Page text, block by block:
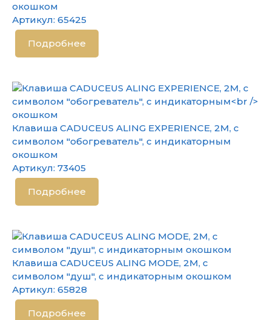
окошком
Артикул: 65425
Подробнее
Клавиша CADUCEUS ALING EXPERIENCE, 2М, с
символом "обогреватель", с индикаторным
окошком
Артикул: 73405
Подробнее
Клавиша CADUCEUS ALING MODE, 2М, с
символом "душ", с индикаторным окошком
Артикул: 65828
Подробнее